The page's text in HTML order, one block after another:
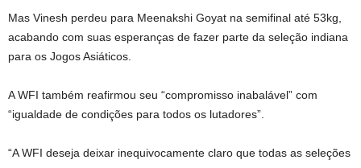
Mas Vinesh perdeu para Meenakshi Goyat na semifinal até 53kg,
acabando com suas esperanças de fazer parte da seleção indiana
para os Jogos Asiáticos.
A WFI também reafirmou seu “compromisso inabalável” com
“igualdade de condições para todos os lutadores”.
“A WFI deseja deixar inequivocamente claro que todas as seleções